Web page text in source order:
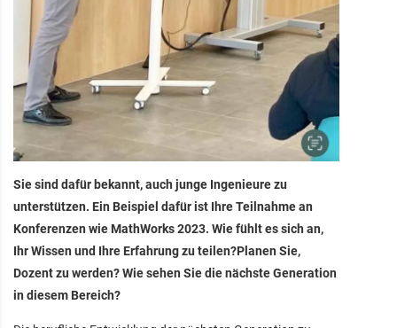
Sie sind dafür bekannt, auch junge Ingenieure zu
unterstützen. Ein Beispiel dafür ist Ihre Teilnahme an
Konferenzen wie MathWorks 2023. Wie fühlt es sich an,
Ihr Wissen und Ihre Erfahrung zu teilen?Planen Sie,
Dozent zu werden? Wie sehen Sie die nächste Generation
in diesem Bereich?